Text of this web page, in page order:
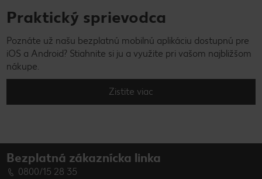
Praktický sprievodca
Poznáte už našu bezplatnú mobilnú aplikáciu dostupnú pre
iOS a Android? Stiahnite si ju a využite pri vašom najbližšom
nákupe.
Zistite viac
Bezplatná zákaznícka linka
0800/15 28 35